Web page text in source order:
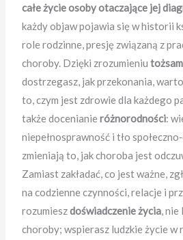
całe życie osoby otaczające jej
każdy objaw pojawia się w historii
role rodzinne, presję związaną z
choroby. Dzięki zrozumieniu
dostrzegasz, jak przekonania,
to, czym jest zdrowie dla każdego
także docenianieróżnorodności:
niepełnosprawność i tło
zmieniają to, jak choroba jest
Zamiast zakładać, co jest ważne,
na codzienne czynności, relacje i
rozumieszdoświadczenie życia, nie
choroby; wspierasz ludzkie życie w